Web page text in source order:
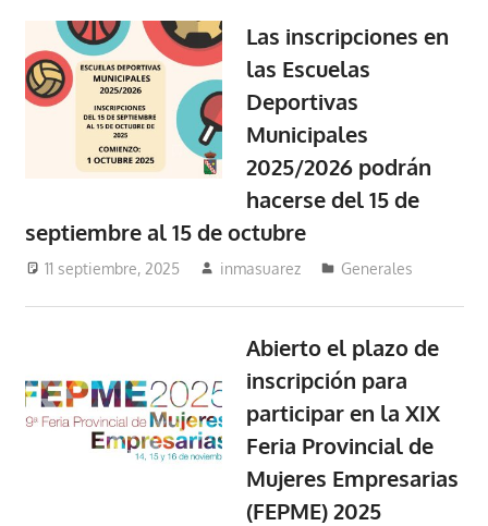
Casariche
(Sevilla)
Las inscripciones en
las Escuelas
Deportivas
Municipales
2025/2026 podrán
hacerse del 15 de
septiembre al 15 de octubre
11 septiembre, 2025 inmasuarez Generales
Abierto el plazo de
inscripción para
participar en la XIX
Feria Provincial de
Mujeres Empresarias
(FEPME) 2025